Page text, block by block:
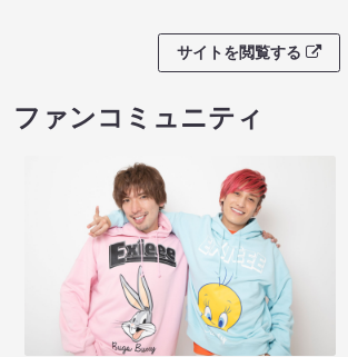
サイトを閲覧する
ファンコミュニティ